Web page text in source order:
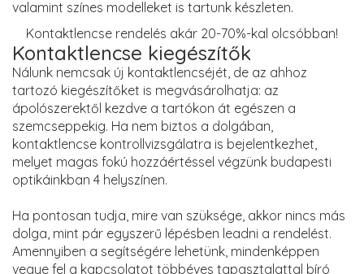
valamint színes modelleket is tartunk készleten.
Kontaktlencse rendelés akár 20-70%-kal olcsóbban!
Kontaktlencse kiegészítők
Nálunk nemcsak új kontaktlencséjét, de az ahhoz
tartozó kiegészítőket is megvásárolhatja: az
ápolószerektől kezdve a tartókon át egészen a
szemcseppekig. Ha nem biztos a dolgában,
kontaktlencse kontrollvizsgálatra is bejelentkezhet,
melyet magas fokú hozzáértéssel végzünk budapesti
optikáinkban 4 helyszínen.
Ha pontosan tudja, mire van szüksége, akkor nincs más
dolga, mint pár egyszerű lépésben leadni a rendelést.
Amennyiben a segítségére lehetünk, mindenképpen
vegye fel a kapcsolatot többéves tapasztalattal bíró